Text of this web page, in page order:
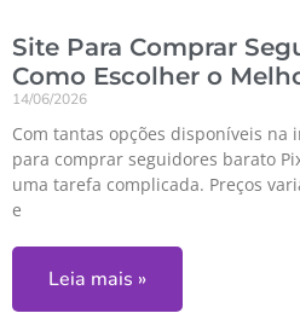
Site Para Comprar
Como Escolher o
14/06/2026
Com tantas opções disponíveis
para comprar seguidores barato
uma tarefa complicada. Preços
e
Leia mais »